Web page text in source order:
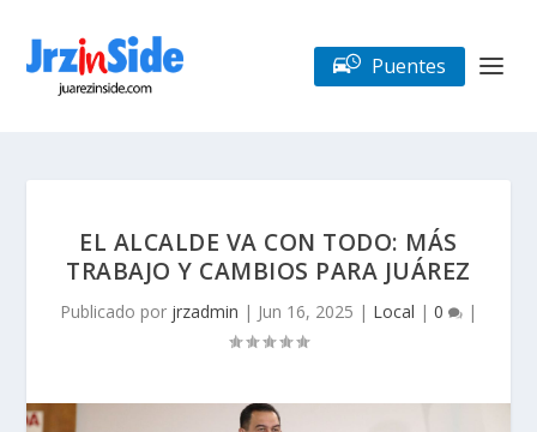
Puentes
EL ALCALDE VA CON TODO: MÁS
TRABAJO Y CAMBIOS PARA JUÁREZ
Publicado por jrzadmin | Jun 16, 2025 | Local | 0 |